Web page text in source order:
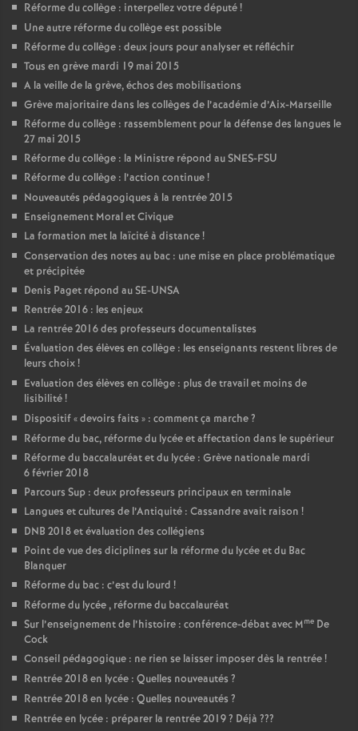
Réforme du collège : interpellez votre député!
Une autre réforme du collège est possible
Réforme du collège : deux jours pour analyser et réfléchir
Tous en grève mardi 19 mai 2015
A la veille de la grève, échos des mobilisations
Grève majoritaire dans les collèges de l’académie d’Aix-Marseille
Réforme du collège : rassemblement pour la défense des langues le
27 mai 2015
Réforme du collège : la Ministre répond au SNES-FSU
Réforme du collège : l’action continue!
Nouveautés pédagogiques à la rentrée 2015
Enseignement Moral et Civique
La formation met la laïcité à distance!
Conservation des notes au bac : une mise en place problématique
et précipitée
Denis Paget répond au SE-UNSA
Rentrée 2016 : les enjeux
La rentrée 2016 des professeurs documentalistes
Évaluation des élèves en collège : les enseignants restent libres de
leurs choix!
Evaluation des élèves en collège : plus de travail et moins de
lisibilité!
Dispositif «devoirs faits » : comment ça marche?
Réforme du bac, réforme du lycée et affectation dans le supérieur
Réforme du baccalauréat et du lycée : Grève nationale mardi
6 février 2018
Parcours Sup : deux professeurs principaux en terminale
Langues et cultures de l’Antiquité : Cassandre avait raison !
DNB 2018 et évaluation des collégiens
Point de vue des diciplines sur la réforme du lycée et du Bac
Blanquer
Réforme du bac : c’est du lourd !
Réforme du lycée , réforme du baccalauréat
Sur l’enseignement de l’histoire : conférence-débat avec Mme De
Cock
Conseil pédagogique : ne rien se laisser imposer dès la rentrée!
Rentrée 2018 en lycée : Quelles nouveautés ?
Rentrée 2018 en lycée : Quelles nouveautés ?
Rentrée en lycée : préparer la rentrée 2019? Déjà ???